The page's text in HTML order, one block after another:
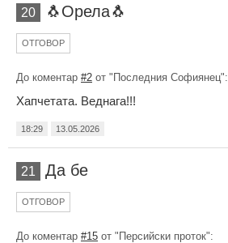
20 🐧Орела🐧
ОТГОВОР
До коментар #2 от "Последния Софиянец":
Хапчетата. Веднага!!!
18:29 13.05.2026
21 Да бе
ОТГОВОР
До коментар #15 от "Персийски проток":